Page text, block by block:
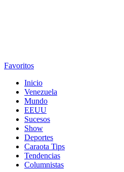
Favoritos
Inicio
Venezuela
Mundo
EEUU
Sucesos
Show
Deportes
Caraota Tips
Tendencias
Columnistas